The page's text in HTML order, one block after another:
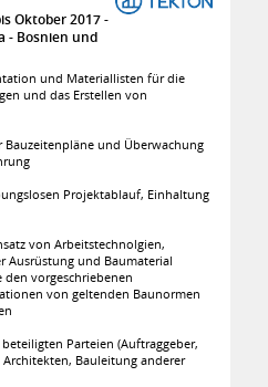
Oktober 2017
Bosnien und
und Materiallisten für die
und das Erstellen von
Bauzeitenpläne und Überwachung
Projektablauf, Einhaltung
von Arbeitstechnolgien,
Ausrüstung und Baumaterial
den vorgeschriebenen
von geltenden Baunormen
Parteien (Auftraggeber,
Bauleitung anderer